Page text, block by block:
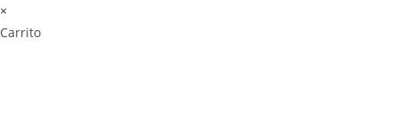
×
Carrito